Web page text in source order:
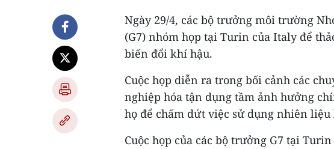
Ngày 29/4, các bộ trưởng môi trường
(G7) nhóm họp tại Turin của Italy để
biến đổi khí hậu.
Cuộc họp diễn ra trong bối cảnh các
nghiệp hóa tận dụng tầm ảnh hưởng
họ để chấm dứt việc sử dụng nhiên liệu
Cuộc họp của các bộ trưởng G7 tại